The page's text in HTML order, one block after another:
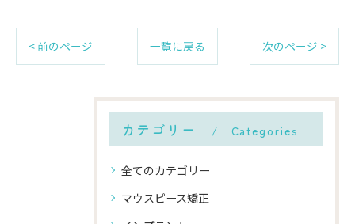
< 前のページ 一覧に戻る 次のページ >
カテゴリー Categories
全てのカテゴリー
マウスピース矯正